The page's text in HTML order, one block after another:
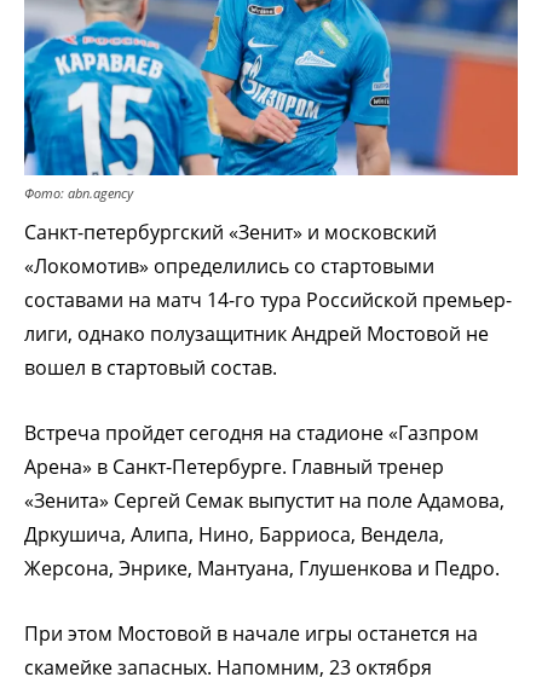
Фото: abn.agency
Санкт-петербургский «Зенит» и московский
«Локомотив» определились со стартовыми
составами на матч 14-го тура Российской премьер-
лиги, однако полузащитник Андрей Мостовой не
вошел в стартовый состав.
Встреча пройдет сегодня на стадионе «Газпром
Арена» в Санкт-Петербурге. Главный тренер
«Зенита» Сергей Семак выпустит на поле Адамова,
Дркушича, Алипа, Нино, Барриоса, Вендела,
Жерсона, Энрике, Мантуана, Глушенкова и Педро.
При этом Мостовой в начале игры останется на
скамейке запасных. Напомним, 23 октября